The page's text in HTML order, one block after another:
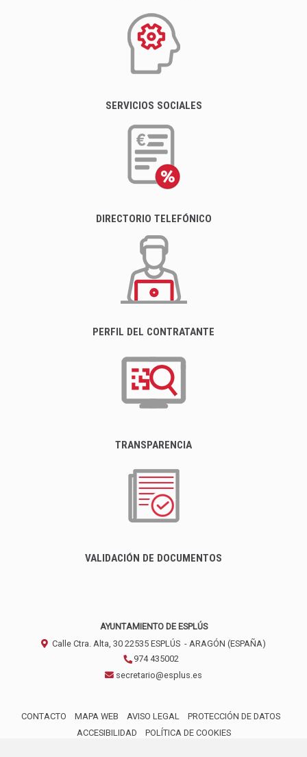
SERVICIOS SOCIALES
DIRECTORIO TELEFÓNICO
PERFIL DEL CONTRATANTE
TRANSPARENCIA
VALIDACIÓN DE DOCUMENTOS
AYUNTAMIENTO DE ESPLÚS
Calle Ctra. Alta, 30 22535 ESPLÚS - ARAGÓN (ESPAÑA)
974 435002
secretario@esplus.es
CONTACTO MAPA WEB AVISO LEGAL
PROTECCIÓN DE DATOS
ACCESIBILIDAD
POLÍTICA DE COOKIES